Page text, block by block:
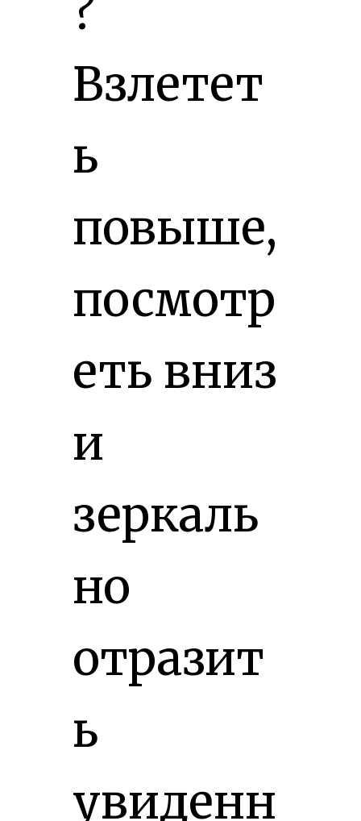
?
Взлетет
ь
повыше,
посмотр
еть вниз
и
зеркаль
но
отразит
ь
увиденн